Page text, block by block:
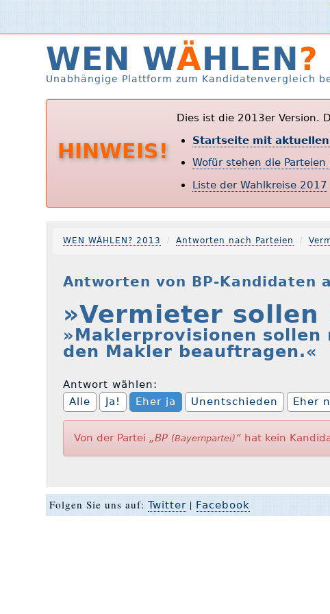
WEN WÄHLEN?
Unabhängige Plattform zum Kandidatenvergleich
HINWEIS!
Dies ist die 2013er Version.
Startseite mit
Wofür stehen die Parteien
Liste der Wahlkreise 2017
WEN WÄHLEN? 2013 Antworten nach Parteien
Antworten von BP-Kandidaten
»Vermieter sollen
»Maklerprovisionen
den Makler beauftragen.«
Antwort wählen:
Alle
Ja! Eher ja Unentschieden Eher
Von der Partei „BP (Bayernpartei) “ hat kein
Folgen Sie uns auf:Twitter | Facebook